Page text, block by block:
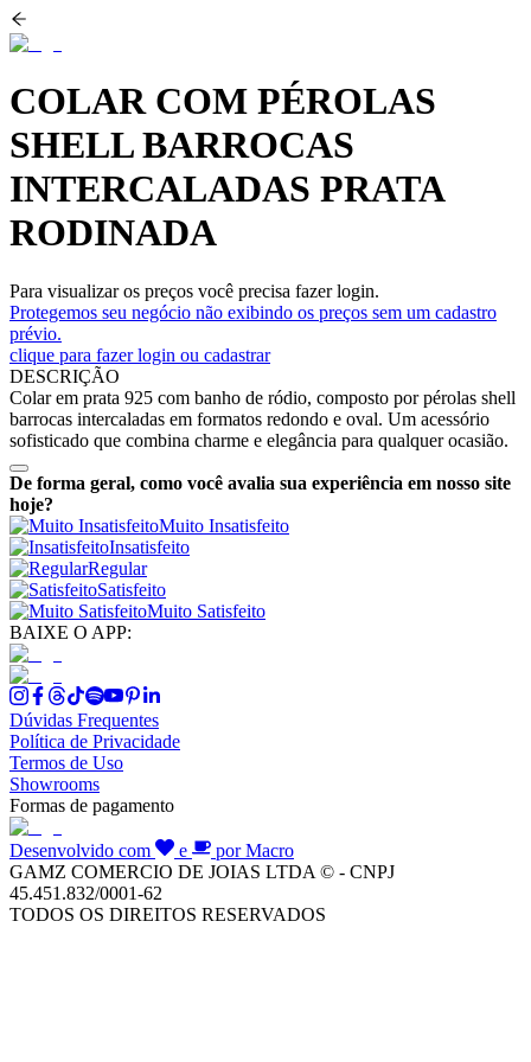
COLAR COM PÉROLAS
SHELL BARROCAS
INTERCALADAS PRATA
RODINADA
Para visualizar os preços você precisa fazer login.
Protegemos seu negócio não exibindo os preços sem um cadastro
prévio.
clique para fazer login ou cadastrar
DESCRIÇÃO
Colar em prata 925 com banho de ródio, composto por pérolas shell
barrocas intercaladas em formatos redondo e oval. Um acessório
sofisticado que combina charme e elegância para qualquer ocasião.
De forma geral, como você avalia sua experiência em nosso site
hoje?
Muito Insatisfeito
Insatisfeito
Regular
Satisfeito
Muito Satisfeito
BAIXE O APP:
Dúvidas Frequentes
Política de Privacidade
Termos de Uso
Showrooms
Formas de pagamento
Desenvolvido com e
por Macro
GAMZ COMERCIO DE JOIAS LTDA © - CNPJ
45.451.832/0001-62
TODOS OS DIREITOS RESERVADOS